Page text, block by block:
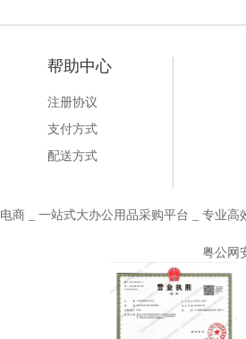
帮助中心
注册协议
支付方式
配送方式
商 _ 一站式大办公用品采购平台 _ 专业
粤公网